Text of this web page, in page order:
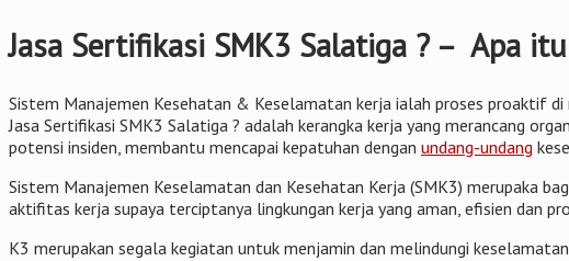
Jasa Sertifikasi SMK3 Salatiga ? – Apa
Sistem Manajemen Kesehatan & Keselamatan kerja ialah proses proaktif
Jasa Sertifikasi SMK3 Salatiga ? adalah kerangka kerja yang merancang
potensi insiden, membantu mencapai kepatuhan dengan undang-undang
Sistem Manajemen Keselamatan dan Kesehatan Kerja (SMK3) merupaka
aktifitas kerja supaya terciptanya lingkungan kerja yang aman, efisien dan
K3 merupakan segala kegiatan untuk menjamin dan melindungi